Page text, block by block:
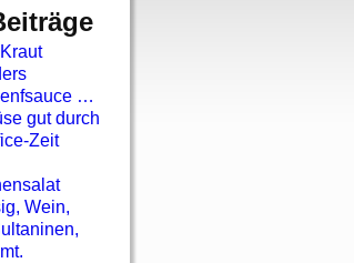
…
gut durch
Zeit
Wein,